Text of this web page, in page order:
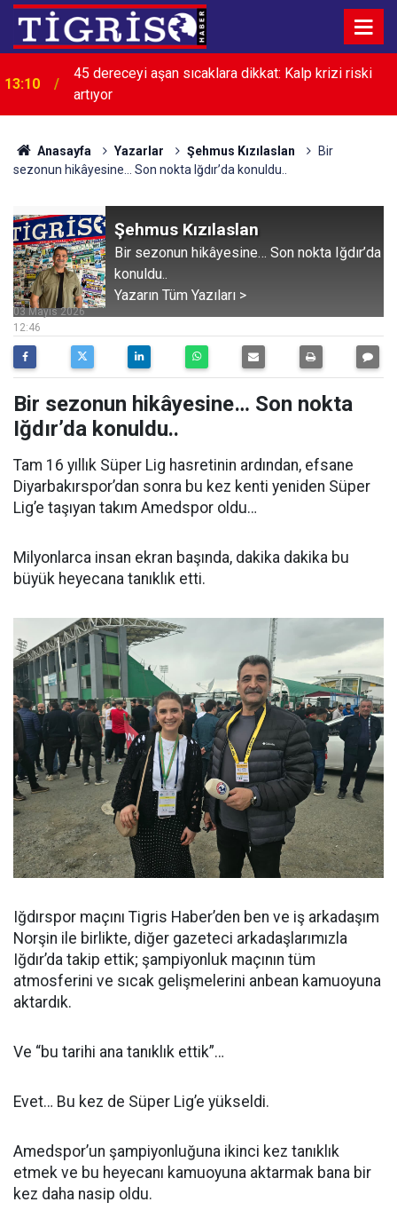
13:10
45 dereceyi aşan sıcaklara dikkat: Kalp krizi riski
artıyor
Anasayfa Yazarlar Şehmus Kızılaslan
Bir
sezonun hikâyesine… Son nokta Iğdır’da konuldu..
Şehmus Kızılaslan
Bir sezonun hikâyesine… Son nokta Iğdır’da
konuldu..
Yazarın Tüm Yazıları >
12:46
03 Mayıs 2026
Bir sezonun hikâyesine… Son nokta
Iğdır’da konuldu..
Tam 16 yıllık Süper Lig hasretinin ardından, efsane
Diyarbakırspor’dan sonra bu kez kenti yeniden Süper
Lig’e taşıyan takım Amedspor oldu…
Milyonlarca insan ekran başında, dakika dakika bu
büyük heyecana tanıklık etti.
Iğdırspor maçını Tigris Haber’den ben ve iş arkadaşım
Norşin ile birlikte, diğer gazeteci arkadaşlarımızla
Iğdır’da takip ettik; şampiyonluk maçının tüm
atmosferini ve sıcak gelişmelerini anbean kamuoyuna
aktardık.
Ve “bu tarihi ana tanıklık ettik”…
Evet… Bu kez de Süper Lig’e yükseldi.
Amedspor’un şampiyonluğuna ikinci kez tanıklık
etmek ve bu heyecanı kamuoyuna aktarmak bana bir
kez daha nasip oldu.